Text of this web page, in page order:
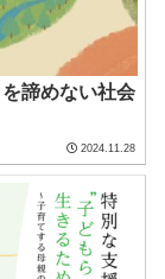
諦めない社会
2024.11.28